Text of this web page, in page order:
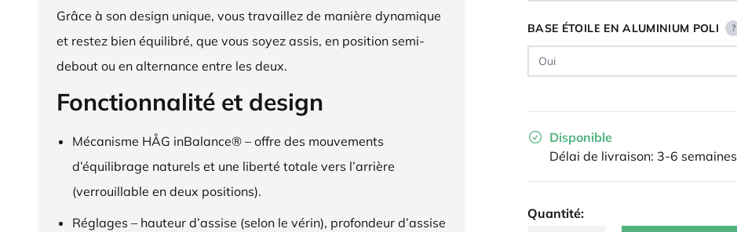
Grâce à son design unique, vous travaillez de manière dynamique
et restez bien équilibré, que vous soyez assis, en position semi-
debout ou en alternance entre les deux.
Fonctionnalité et design
Mécanisme HÅG inBalance® – offre des mouvements
d’équilibrage naturels et une liberté totale vers l’arrière
(verrouillable en deux positions).
Réglages – hauteur d’assise (selon le vérin), profondeur d’assise
BASE ÉTOILE EN ALUMINIUM POLI ?
Disponible
Délai de livraison: 3-6 semaines
Quantité: